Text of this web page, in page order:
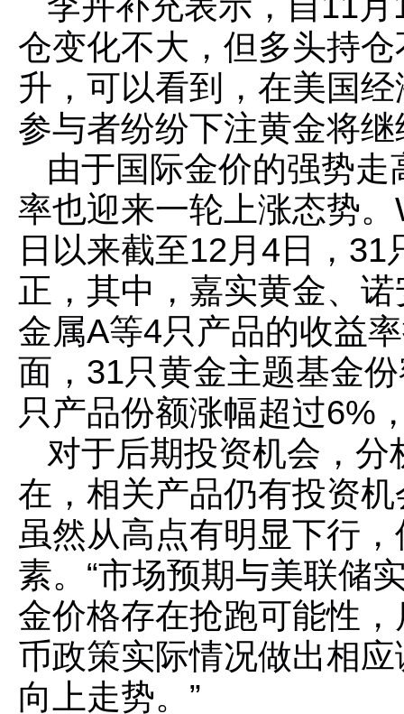
仓变化不大，但多头持
升，可以看到，在美国
参与者纷纷下注黄金将
由于国际金价的强势
率也迎来一轮上涨态势
日以来截至12月4日，
正，其中，嘉实黄金、
金属A等4只产品的收益
面，31只黄金主题基金
只产品份额涨幅超过6%
对于后期投资机会，
在，相关产品仍有投资
虽然从高点有明显下行
素。“市场预期与美联储
金价格存在抢跑可能性
币政策实际情况做出相
向上走势。”